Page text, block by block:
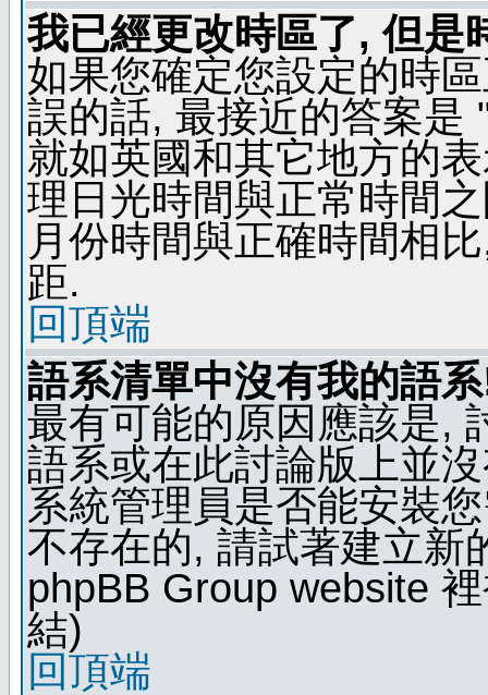
我已經更改時區了, 但是
如果您確定您設定的時
誤的話, 最接近的答案是
就如英國和其它地方的
理日光時間與正常時間
月份時間與正確時間相
距.
回頂端
語系清單中沒有我的語
最有可能的原因應該是,
語系或在此討論版上並
系統管理員是否能安裝
不存在的, 請試著建立新
phpBB Group website
結)
回頂端